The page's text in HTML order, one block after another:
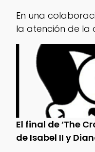
En una
la atención de la
El final de ‘The
de Isabel II y